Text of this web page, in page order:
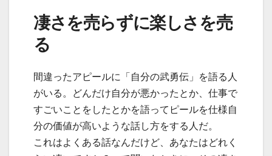
凄さを売らずに楽しさを売
る
間違ったアピールに「自分の武勇伝」を語る人
がいる。どんだけ自分が悪かったとか、仕事で
すごいことをしたとかを語ってピールを仕様自
分の価値が高いような話し方をする人だ。
これはよくある話なんだけど、あなたはどれく